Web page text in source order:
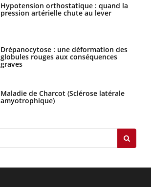
Hypotension orthostatique : quand la
pression artérielle chute au lever
Drépanocytose : une déformation des
globules rouges aux conséquences
graves
Maladie de Charcot (Sclérose latérale
amyotrophique)